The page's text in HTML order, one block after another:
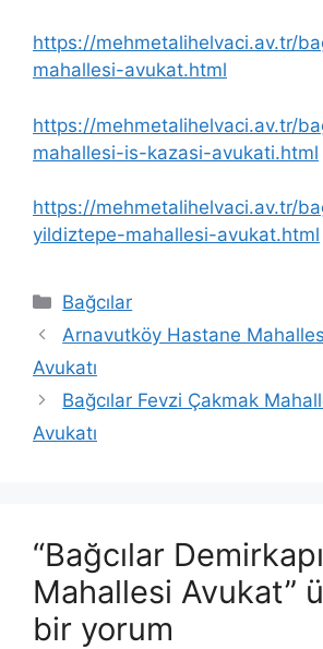
https://mehmetalihelvaci.av.tr/
mahallesi-avukat.html
https://mehmetalihelvaci.av.tr/
mahallesi-is-kazasi-avukati.html
https://mehmetalihelvaci.av.tr/
yildiztepe-mahallesi-avukat.html
Kategoriler
Bağcılar
Arnavutköy Hastane
Avukatı
Bağcılar Fevzi Çakmak
Avukatı
“Bağcılar Demirkapı
Mahallesi Avukat”
bir yorum